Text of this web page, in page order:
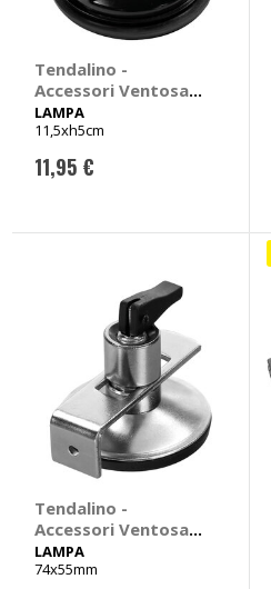
Tendalino -
Accessori Ventosa
per ancoraggio con
anello - LAMPA
LAMPA
11,5xh5cm
11,95 €
Tendalino -
Accessori Ventosa
per fissaggio pali
tende - LAMPA
LAMPA
74x55mm